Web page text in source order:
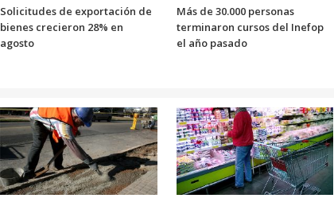
Solicitudes de exportación de
bienes crecieron 28% en
agosto
Más de 30.000 personas
terminaron cursos del Inefop
el año pasado